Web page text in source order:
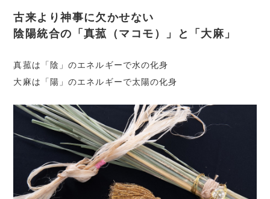
古来より神事に欠かせない
陰陽統合の「真菰（マコモ）」と「大麻」
真菰は「陰」のエネルギーで水の化身
大麻は「陽」のエネルギーで太陽の化身